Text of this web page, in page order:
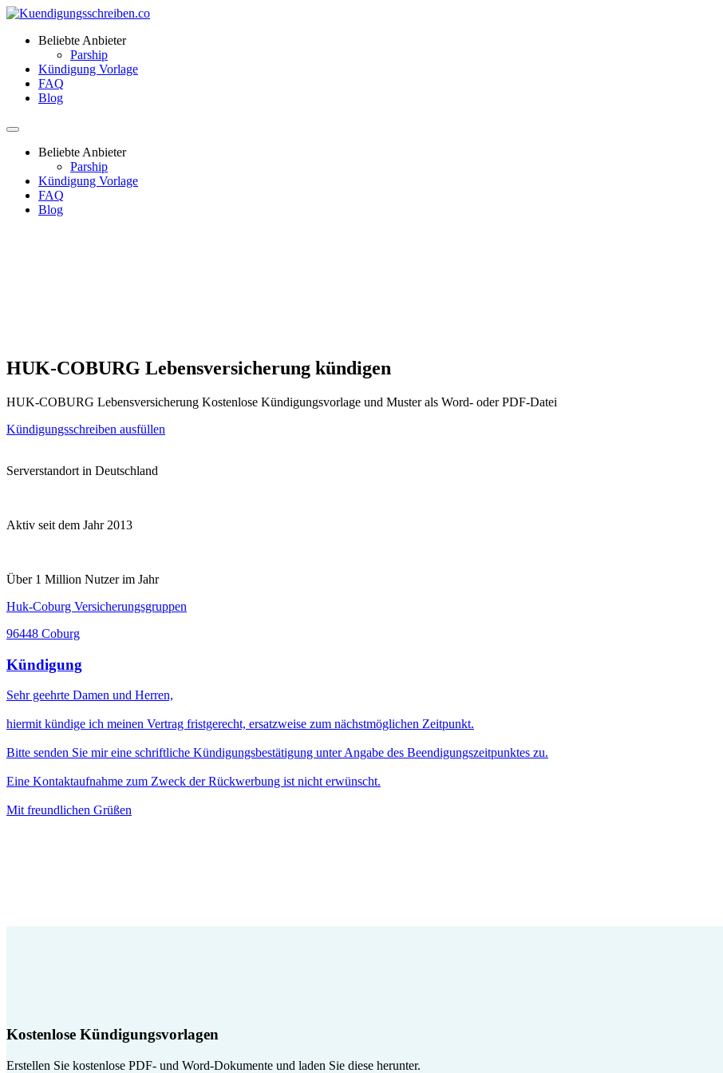
Beliebte Anbieter
Parship
Kündigung Vorlage
FAQ
Blog
Beliebte Anbieter
Parship
Kündigung Vorlage
FAQ
Blog
HUK-COBURG Lebensversicherung kündigen
HUK-COBURG Lebensversicherung Kostenlose Kündigungsvorlage und Muster als Word- oder PDF-Datei
Kündigungsschreiben ausfüllen
Serverstandort in Deutschland
Aktiv seit dem Jahr 2013
Über 1 Million Nutzer im Jahr
Huk-Coburg Versicherungsgruppen
96448 Coburg
Kündigung
Sehr geehrte Damen und Herren,
hiermit kündige ich meinen Vertrag fristgerecht, ersatzweise zum nächstmöglichen Zeitpunkt.
Bitte senden Sie mir eine schriftliche Kündigungsbestätigung unter Angabe des Beendigungszeitpunktes zu.
Eine Kontaktaufnahme zum Zweck der Rückwerbung ist nicht erwünscht.
Mit freundlichen Grüßen
Kostenlose Kündigungsvorlagen
Erstellen Sie kostenlose PDF- und Word-Dokumente und laden Sie diese herunter.